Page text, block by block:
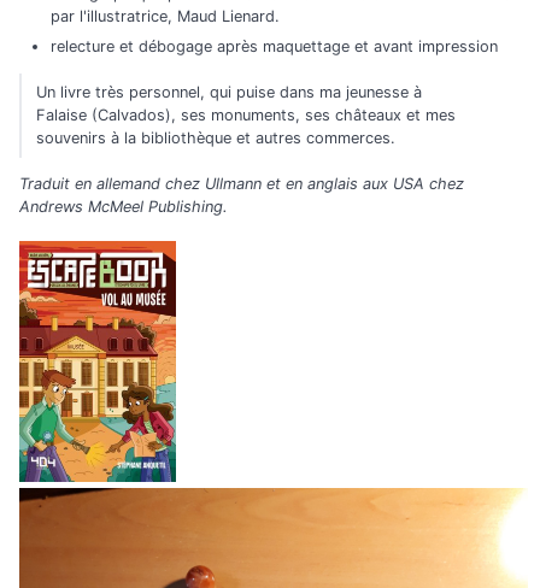
par l'illustratrice, Maud Lienard.
relecture et débogage après maquettage et avant impression
Un livre très personnel, qui puise dans ma jeunesse à
Falaise (Calvados), ses monuments, ses châteaux et mes
souvenirs à la bibliothèque et autres commerces.
Traduit en allemand chez Ullmann et en anglais aux USA chez
Andrews McMeel Publishing.